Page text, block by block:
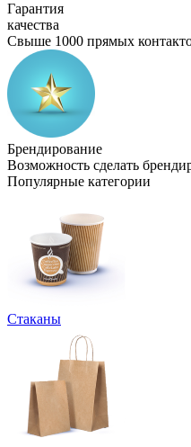
Гарантия
качества
Свыше 1000 прямых
Брендирование
Возможность сделать
Популярные категории
Стаканы